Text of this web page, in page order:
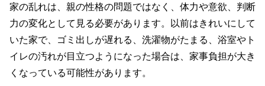
家の乱れは、親の性格の問題ではなく、体力や意欲、判断
力の変化として見る必要があります。以前はきれいにして
いた家で、ゴミ出しが遅れる、洗濯物がたまる、浴室やト
イレの汚れが目立つようになった場合は、家事負担が大き
くなっている可能性があります。